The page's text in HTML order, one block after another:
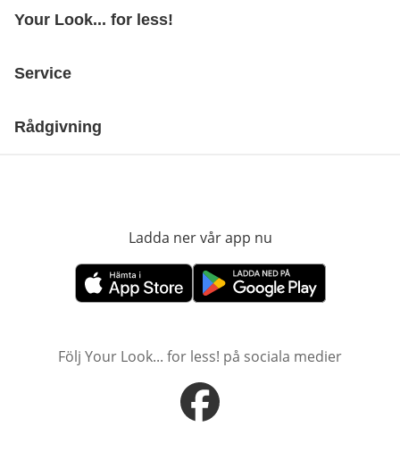
Your Look... for less!
Service
Rådgivning
Ladda ner vår app nu
öppnas i nytt fönsteröppnas i nytt fönster
Följ Your Look... for less! på sociala medier
öppnas i nytt fönster